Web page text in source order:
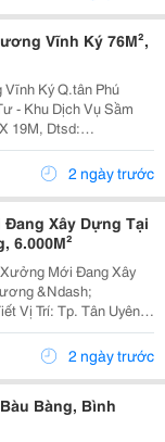
Vĩnh Ký 76M²,
Ký Q.tân Phú
- Khu Dịch Vụ Sầm
19M, Dtsd:
Rãi Kết Cấu 1 Trệt 1
Vừa Kinh Doanh
2 ngày trước
Xây Dựng Tại
6.000M²
&Ndash;
Viên Đất:
2 ngày trước
Bàng, Bình